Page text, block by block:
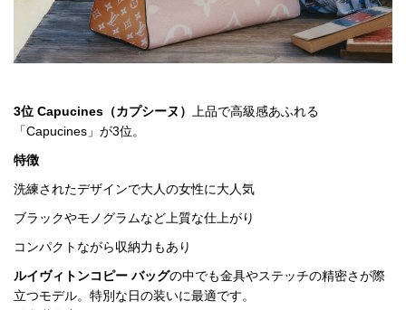
3位 Capucines（カプシーヌ）
上品で高級感あふれる
「Capucines」が3位。
特徴
洗練されたデザインで大人の女性に大人気
ブラックやモノグラムなど上質な仕上がり
コンパクトながら収納力もあり
ルイヴィトンコピー バッグの中でも金具やステッチの精密さが際
立つモデル。特別な日の装いに最適です。